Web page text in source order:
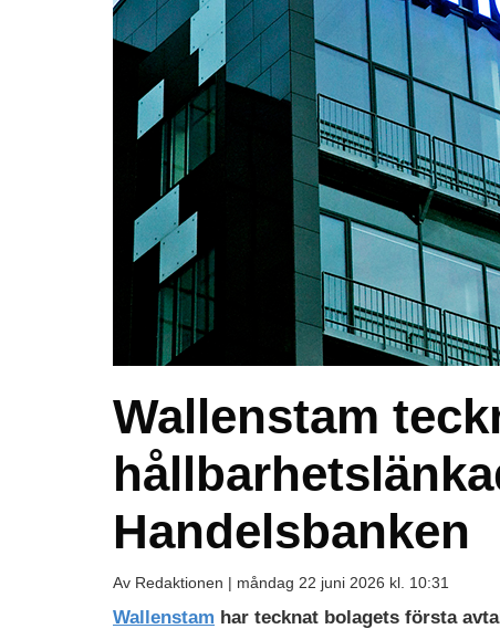
Wallenstam
Handelsbanken
Av Redaktionen | måndag 22 juni 2026 kl. 10:31
Wallenstam har tecknat bolagets första